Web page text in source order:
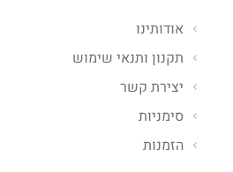
אודותינו
תקנון ותנאי שימוש
יצירת קשר
סימניות
הזמנות